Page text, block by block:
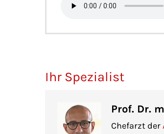
Ihr Spezialist
Prof. Dr.
Chefarzt der